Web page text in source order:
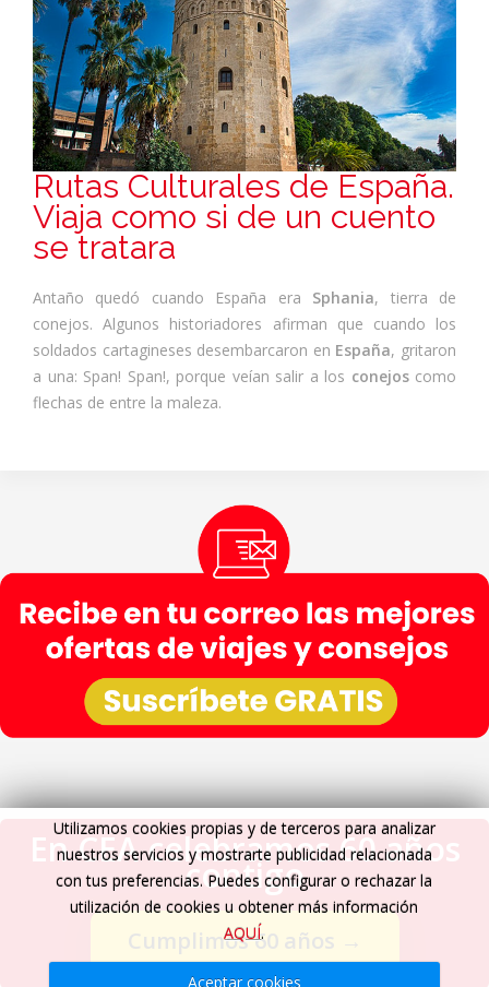
Rutas Culturales de España.
Viaja como si de un cuento
se tratara
Antaño quedó cuando España era Sphania, tierra de
conejos. Algunos historiadores afirman que cuando los
soldados cartagineses desembarcaron en España, gritaron
a una: Span! Span!, porque veían salir a los conejoscomo
flechas de entre la maleza.
En CEA celebramos 60 años
contigo
Cumplimos 60 años →
Utilizamos cookies propias y de terceros para analizar
nuestros servicios y mostrarte publicidad relacionada
con tus preferencias. Puedes configurar o rechazar la
utilización de cookies u obtener más información
AQUÍ.
Aceptar cookies